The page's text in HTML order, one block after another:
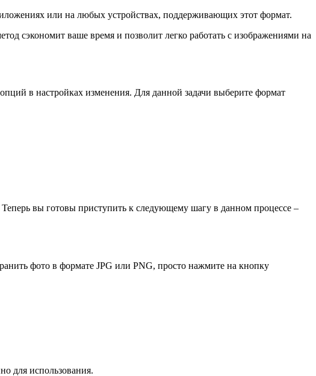
или на любых устройствах, поддерживающих этот формат.
сэкономит ваше время и позволит легко работать с изображениями на
в настройках изменения. Для данной задачи выберите формат
вы готовы приступить к следующему шагу в данном процессе –
фото в формате JPG или PNG, просто нажмите на кнопку
для использования.